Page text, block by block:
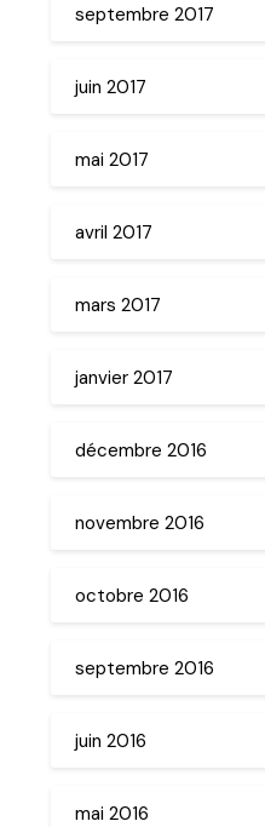
septembre 2017
juin 2017
mai 2017
avril 2017
mars 2017
janvier 2017
décembre 2016
novembre 2016
octobre 2016
septembre 2016
juin 2016
mai 2016